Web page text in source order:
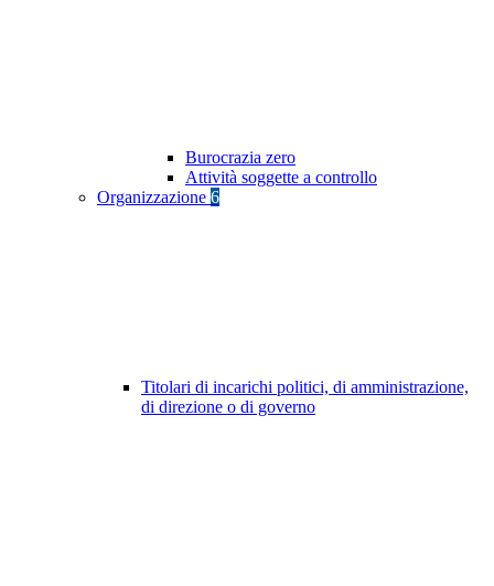
Burocrazia zero
Attività soggette a controllo
Organizzazione 6
Titolari di incarichi politici, di amministrazione,
di direzione o di governo